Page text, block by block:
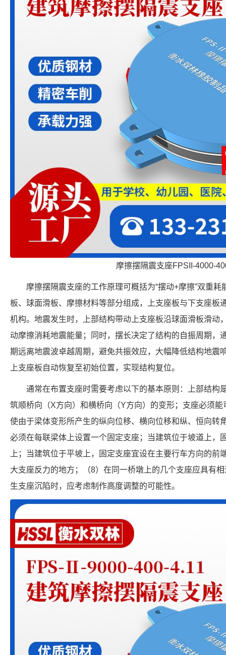
摩擦摆隔震支座FPSII-4000-
摩擦摆隔震支座的工作原理可概括为“摆动+摩擦”双重
板、球面滑板、摩擦材料等部分组成，上支座板与下支座板
机构。地震发生时，上部结构带动上支座板沿球面滑板滑动
动摩擦消耗地震能量；同时，摆长决定了结构的自振周期，
期远离地震波卓越周期，避免共振效应，大幅降低结构地震
上支座板自动恢复至初始位置，实现结构复位。
通常在布置支座时需要考虑以下的基本原则：上部结构
筑顺桥向（X方向）和横桥向（Y方向）的变形；支座必须
使由于梁体变形所产生的纵向位移、横向位移和纵、恒向转
必须在每联梁体上设置一个固定支座；当建筑位于坡道上，
上；当建筑位于平坡上，固定支座宜设在主要行车方向的前
大支座反力的地方；（8）在同一桥墩上的几个支座应具有
生支座沉陷时，应考虑制作高度调整的可能性。